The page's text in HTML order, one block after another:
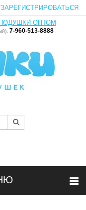
ОПТОМ
7-960-513-8888